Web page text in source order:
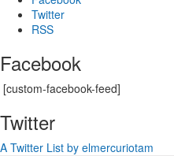
Twitter
RSS
Facebook
[custom-facebook-feed]
Twitter
A Twitter List by elmercuriotam